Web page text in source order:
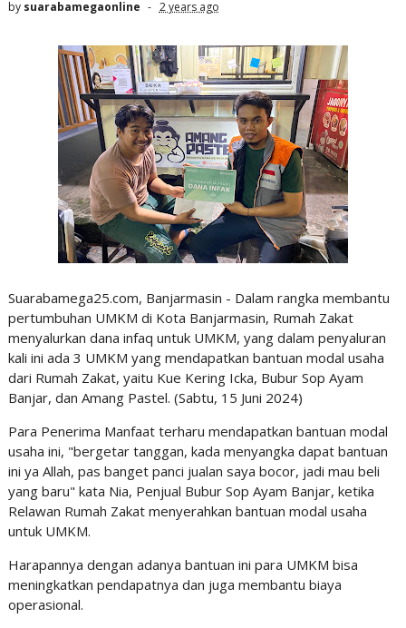
by suarabamegaonline 2 years ago
Suarabamega25.com, Banjarmasin - Dalam rangka membantu
pertumbuhan UMKM di Kota Banjarmasin, Rumah Zakat
menyalurkan dana infaq untuk UMKM, yang dalam penyaluran
kali ini ada 3 UMKM yang mendapatkan bantuan modal usaha
dari Rumah Zakat, yaitu Kue Kering Icka, Bubur Sop Ayam
Banjar, dan Amang Pastel. (Sabtu, 15 Juni 2024)
Para Penerima Manfaat terharu mendapatkan bantuan modal
usaha ini, "bergetar tanggan, kada menyangka dapat bantuan
ini ya Allah, pas banget panci jualan saya bocor, jadi mau beli
yang baru" kata Nia, Penjual Bubur Sop Ayam Banjar, ketika
Relawan Rumah Zakat menyerahkan bantuan modal usaha
untuk UMKM.
Harapannya dengan adanya bantuan ini para UMKM bisa
meningkatkan pendapatnya dan juga membantu biaya
operasional.